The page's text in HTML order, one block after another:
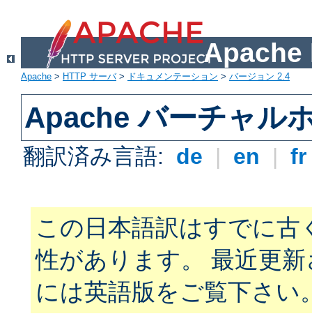
Apache
Apache > HTTP サーバ> ドキュメンテーション > バージョン 2.4
Apache バーチャル
翻訳済み言語: de | en |
この日本語訳はすでに古
性があります。 最近更
には英語版をご覧下さい